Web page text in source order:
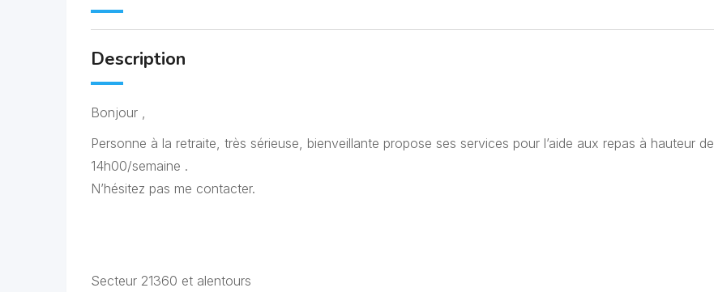
Description
Bonjour ,
Personne à la retraite, très sérieuse, bienveillante propose ses services pour l’aide aux repas à hauteur de
14h00/semaine .
N’hésitez pas me contacter.
Secteur 21360 et alentours